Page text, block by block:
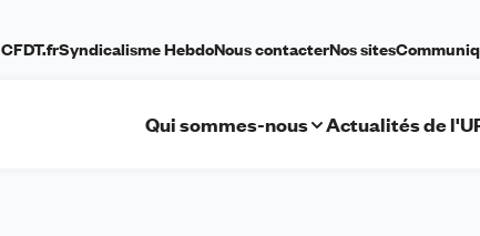
CFDT.frSyndicalisme HebdoNous contacterNos sites
Qui sommes-nous Actualités de